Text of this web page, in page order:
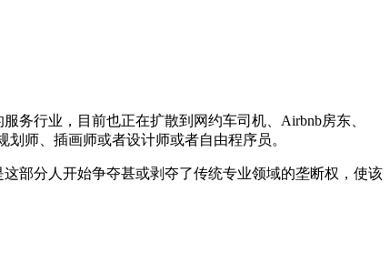
行业，目前也正在扩散到网约车司机、Airbnb房东、
师、插画师或者设计师或者自由程序员。
部分人开始争夺甚或剥夺了传统专业领域的垄断权，使该